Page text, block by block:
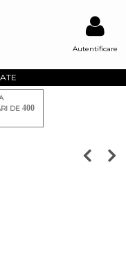
Autentificare
DE 400